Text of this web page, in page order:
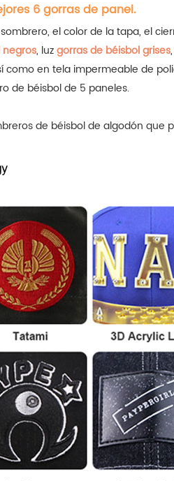
6 gorras de panel.
el color de la tapa, el
, luzgorras de béisbol grises
como en tela impermeable de
de béisbol de 5 paneles.
de béisbol de algodón que